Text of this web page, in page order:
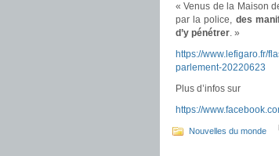
« Venus de la Maison
par la police, des
d’y pénétrer. »
https://www.lefigaro.fr/
parlement-20220623
Plus d’infos sur
https://
Nouvelles du monde